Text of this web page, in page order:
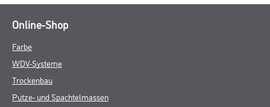
Online-Shop
Farbe
WDV-Systeme
Trockenbau
Putze- und Spachtelmassen